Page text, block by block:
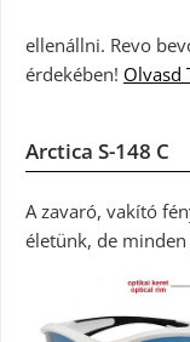
ellenállni. Revo
érdekében! Olvasd
Arctica S-148 C
A zavaró, vakító
életünk, de